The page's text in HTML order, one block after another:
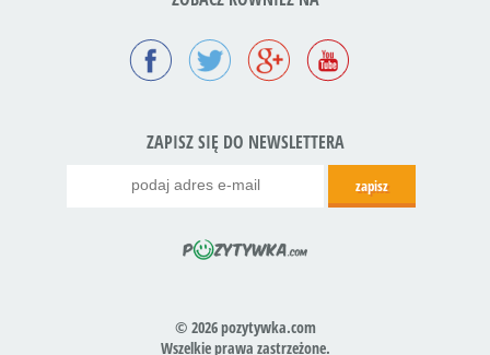
ZAPISZ SIĘ DO NEWSLETTERA
© 2026 pozytywka.com
Wszelkie prawa zastrzeżone.